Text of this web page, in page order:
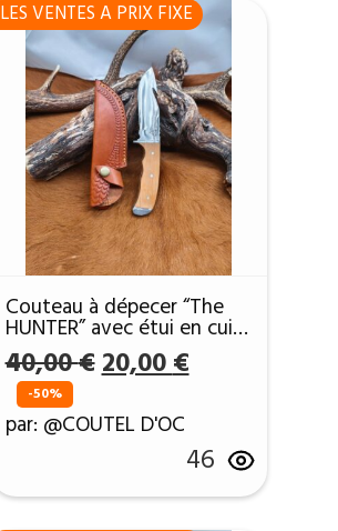
LES VENTES A PRIX FIXE
Couteau à dépecer “The
HUNTER” avec étui en cuir
DPC52
40,00€ Le
initial
était :
40,00 €.
20,00€Le
est :
20,00 €.
-50%
par: @COUTEL D'OC
46